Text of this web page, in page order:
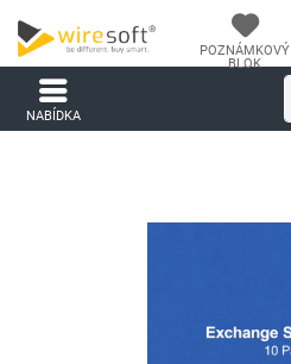
POZNÁMKOVÝ
BLOK
NABÍDKA